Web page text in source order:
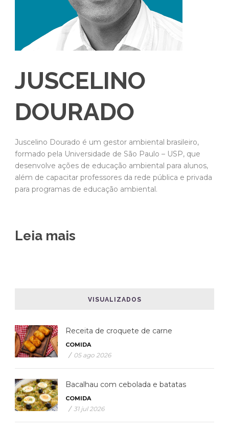
JUSCELINO
DOURADO
Juscelino Dourado é um gestor ambiental brasileiro,
formado pela Universidade de São Paulo – USP, que
desenvolve ações de educação ambiental para alunos,
além de capacitar professores da rede pública e privada
para programas de educação ambiental.
Leia mais
VISUALIZADOS
Receita de croquete de carne
COMIDA
/ 05 ago 2026
Bacalhau com cebolada e batatas
COMIDA
/ 31 jul 2026